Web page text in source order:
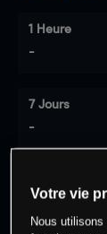
1 Heure
-
7 Jours
-
0 % des
cet actif
Votre vie
Nous